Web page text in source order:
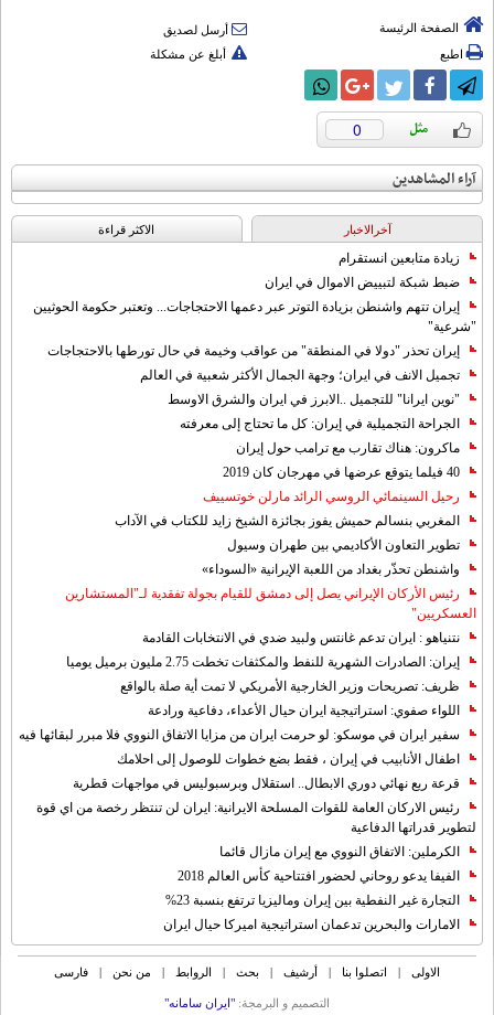
الصفحة الرئيسة
أرسل لصديق
اطبع
أبلغ عن مشكلة
0
آراء المشاهدين
آخرالاخبار الاکثر قراءة
زيادة متابعين انستقرام
ضبط شبكة لتبييض الاموال في ايران
إيران تتهم واشنطن بزيادة التوتر عبر دعمها الاحتجاجات... وتعتبر حكومة الحوثيين
"شرعية"
إيران تحذر "دولا في المنطقة" من عواقب وخيمة في حال تورطها بالاحتجاجات
تجميل الانف في ايران؛ وجهة الجمال الأكثر شعبية في العالم
"نوين ايرانا" للتجميل ..الابرز في ايران والشرق الاوسط
الجراحة التجميلية في إيران: كل ما تحتاج إلى معرفته
ماكرون: هناك تقارب مع ترامب حول إيران
40 فيلما يتوقع عرضها في مهرجان كان 2019
رحيل السينمائي الروسي الرائد مارلن خوتسييف
المغربي بنسالم حميش يفوز بجائزة الشيخ زايد للكتاب في الآداب
تطوير التعاون الأكاديمي بين طهران وسيول
واشنطن تحذّر بغداد من اللعبة الإيرانية «السوداء»
رئيس الأركان الإيراني يصل إلى دمشق للقيام بجولة تفقدية لـ"المستشارين
العسكريين"
نتنياهو : ايران تدعم غانتس ولبيد ضدي في الانتخابات القادمة
إيران: الصادرات الشهریة للنفط والمكثفات تخطت 2.75 مليون برميل يوميا
ظريف: تصريحات وزير الخارجية الأمريكي لا تمت أية صلة بالواقع
اللواء صفوي: استراتيجية ايران حيال الأعداء، دفاعية ورادعة
سفير ايران في موسكو: لو حرمت ايران من مزايا الاتفاق النووي فلا مبرر لبقائها فيه
اطفال الأنابيب في إيران ، فقط بضع خطوات للوصول إلى احلامك
قرعة ربع نهائي دوري الابطال.. استقلال وبرسبوليس في مواجهات قطرية
رئيس الاركان العامة للقوات المسلحة الايرانية: ايران لن تنتظر رخصة من اي قوة
لتطوير قدراتها الدفاعية
الكرملين: الاتفاق النووي مع إيران مازال قائما
الفيفا يدعو روحاني لحضور افتتاحية كأس العالم 2018
التجارة غیر النفطیة بین إیران ومالیزیا ترتفع بنسبة 23%
الامارات والبحرين تدعمان استراتيجية اميركا حيال ايران
الاولی | اتصلوا بنا | أرشیف | بحث | الروابط | من نحن | فارسی
التصمیم و البرمجة: "ایران سامانه"